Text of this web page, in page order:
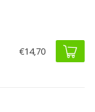
€14,70